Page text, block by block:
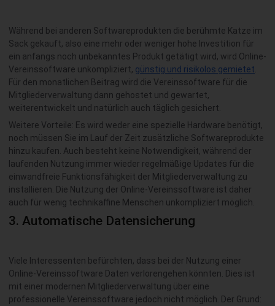
Während bei anderen Softwareprodukten die berühmte Katze im
Sack gekauft, also eine mehr oder weniger hohe Investition für
ein anfangs noch unbekanntes Produkt getätigt wird, wird Online-
Vereinssoftware unkompliziert, günstig und risikolos gemietet.
Für den monatlichen Beitrag wird die Vereinssoftware für die
Mitgliederverwaltung dann gehostet und gewartet,
weiterentwickelt und natürlich auch täglich gesichert.
Weitere Vorteile: Es wird weder eine spezielle Hardware benötigt,
noch müssen Sie im Lauf der Zeit zusätzliche Softwareprodukte
hinzu kaufen. Auch besteht keine Notwendigkeit, während der
laufenden Nutzung immer wieder regelmäßige Updates für die
einwandfreie Funktionsfähigkeit der Mitgliederverwaltung zu
installieren. Die Nutzung der Online-Vereinssoftware ist daher
auch für wenig technikaffine Menschen unkompliziert möglich.
3. Automatische Datensicherung
Viele Interessenten befürchten, dass bei der Nutzung einer
Online-Vereinssoftware Daten verlorengehen könnten. Dies ist
mit einer modernen Mitgliederverwaltung über eine
professionelle Vereinssoftware jedoch nicht möglich. Der Grund: